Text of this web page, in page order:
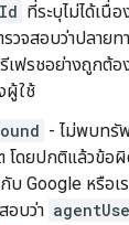
ที่ระบุไม่ได้เนื่
รวจสอบว่าปลาย
เฟรชอย่างถูกต้อ
ใช้
- ไม่พบทรั
โดยปกติแล้วข้อ
บ Google หรือเ
อบว่า